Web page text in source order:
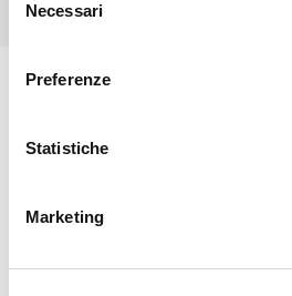
delNecessari
Preferenze
Statistiche
Marketing
🏘️ Scopri il